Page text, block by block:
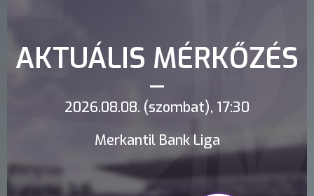
AKTUÁLIS MÉRKŐZÉS
2026.08.08. (szombat), 17:30
Merkantil Bank Liga